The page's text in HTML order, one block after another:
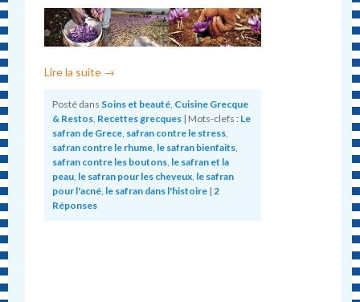
Lire la suite →
Posté dans Soins et beauté Cuisine Grecque
& Restos Recettes grecques | Mots-clefs : Le
safran de Grece safran contre le stress
safran contre le rhume le safran bienfaits
safran contre les boutons le safran et la
peau le safran pour les cheveux le safran
pour l'acné le safran dans l'histoire | 2
Réponses